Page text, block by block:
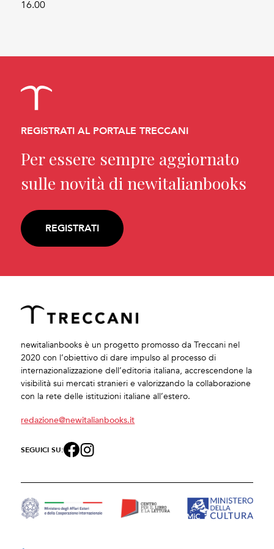
16.00
REGISTRATI AL PORTALE TRECCANI
Per essere sempre aggiornato
sulle novità di newitalianbooks
REGISTRATI
newitalianbooks è un progetto promosso da Treccani nel
2020 con l’obiettivo di dare impulso al processo di
internazionalizzazione dell’editoria italiana, accrescendone la
visibilità sui mercati stranieri e valorizzando la collaborazione
con la rete delle istituzioni italiane all’estero.
redazione@newitalianbooks.it
SEGUICI SU: